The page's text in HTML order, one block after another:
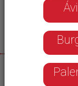
07/08/2026